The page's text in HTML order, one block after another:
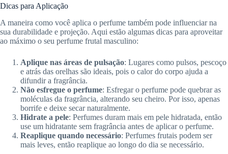
Dicas para Aplicação
A maneira como você aplica o perfume também pode influenciar na
sua durabilidade e projeção. Aqui estão algumas dicas para aproveitar
ao máximo o seu perfume frutal masculino:
Aplique nas áreas de pulsação: Lugares como pulsos, pescoço
e atrás das orelhas são ideais, pois o calor do corpo ajuda a
difundir a fragrância.
Não esfregue o perfume: Esfregar o perfume pode quebrar as
moléculas da fragrância, alterando seu cheiro. Por isso, apenas
borrife e deixe secar naturalmente.
Hidrate a pele: Perfumes duram mais em pele hidratada, então
use um hidratante sem fragrância antes de aplicar o perfume.
Reaplique quando necessário: Perfumes frutais podem ser
mais leves, então reaplique ao longo do dia se necessário.